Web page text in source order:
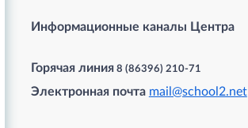
Информационные каналы Центра
Горячая линия 8 (86396) 210-71
Электронная почта mail@school2.net